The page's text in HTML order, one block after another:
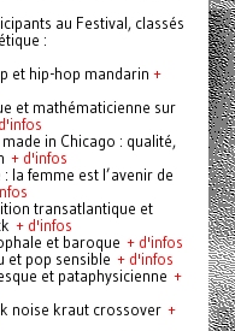
au Festival, classés
:
et hip-hop mandarin +
et mathématicienne sur
in Chicago : qualité,
+ d'infos
la femme est l’avenir de
transatlantique et
+ d'infos
et baroque + d'infos
et pop sensible + d'infos
et pataphysicienne +
noise kraut crossover +